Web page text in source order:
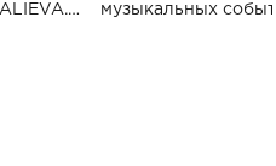
музыкальных